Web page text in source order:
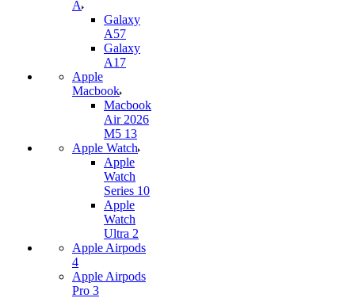
A
Galaxy
A57
Galaxy
A17
Apple
Macbook
Macbook
Air 2026
M5 13
Apple Watch
Apple
Watch
Series 10
Apple
Watch
Ultra 2
Apple Airpods
4
Apple Airpods
Pro 3